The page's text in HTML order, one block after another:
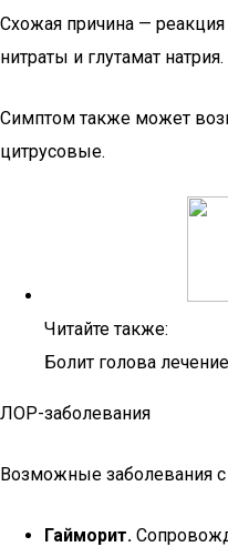
Схожая причина —
нитраты и глутамат натрия.
Симптом также может
цитрусовые.
Читайте также:
Болит голова лечение
ЛОР-заболевания
Возможные заболевания
Гайморит.